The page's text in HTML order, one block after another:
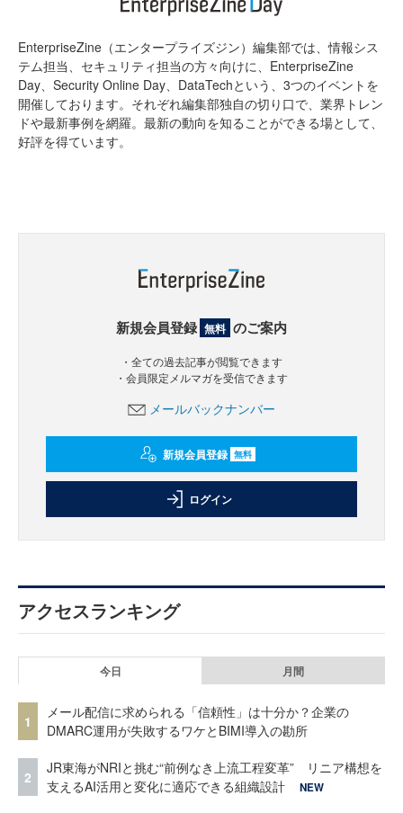
EnterpriseZine（エンタープライズジン）編集部では、情報シス
テム担当、セキュリティ担当の方々向けに、EnterpriseZine
Day、Security Online Day、DataTechという、3つのイベントを
開催しております。それぞれ編集部独自の切り口で、業界トレン
ドや最新事例を網羅。最新の動向を知ることができる場として、
好評を得ています。
新規会員登録 無料 のご案内
・全ての過去記事が閲覧できます
・会員限定メルマガを受信できます
メールバックナンバー
新規会員登録 無料
ログイン
アクセスランキング
今日 月間
1
メール配信に求められる「信頼性」は十分か？企業の
DMARC運用が失敗するワケとBIMI導入の勘所
2
JR東海がNRIと挑む“前例なき上流工程変革” リニア構想を
支えるAI活用と変化に適応できる組織設計
NEW